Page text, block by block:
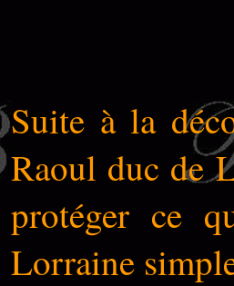
Suite à la
Raoul duc de
protéger ce
Lorraine